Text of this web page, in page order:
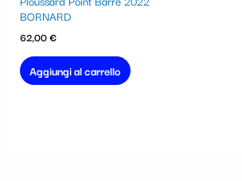
BORNARD
62,00€
Aggiungi al carrello